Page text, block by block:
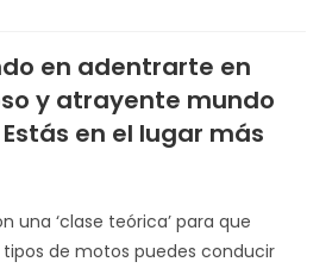
en adentrarte en
y atrayente mundo
en el lugar más
una ‘clase teórica’ para que
de motos puedes conducir